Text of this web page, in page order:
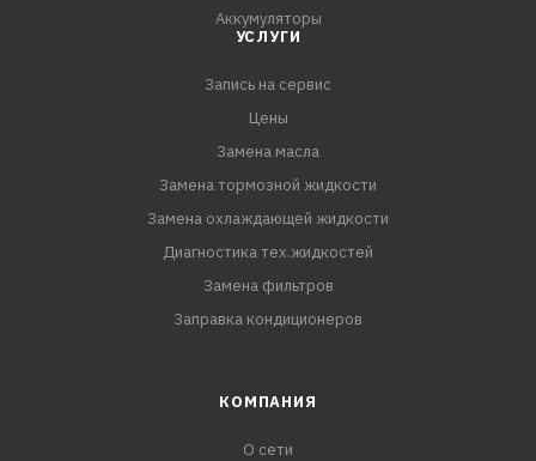
Аккумуляторы
УСЛУГИ
Запись на сервис
Цены
Замена масла
Замена тормозной жидкости
Замена охлаждающей жидкости
Диагностика тех.жидкостей
Замена фильтров
Заправка кондиционеров
КОМПАНИЯ
О сети